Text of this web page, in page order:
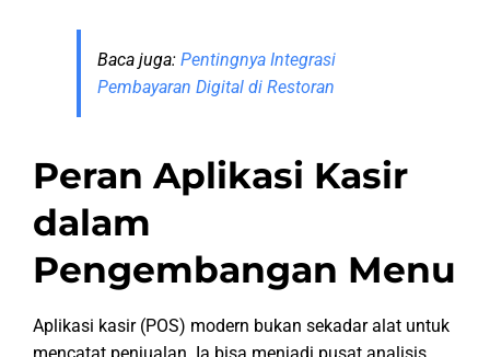
Baca juga: Pentingnya Integrasi
Pembayaran Digital di Restoran
Peran Aplikasi Kasir
dalam
Pengembangan Menu
Aplikasi kasir (POS) modern bukan sekadar alat untuk